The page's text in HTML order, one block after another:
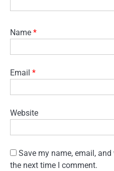
Name *
Email *
Website
Save my name, email,
the next time I comment.